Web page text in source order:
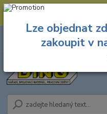
--- Spojovací materiál: 774 431
8.00 hod. - 16.00 hod.
Lze objednat
zakoupit v